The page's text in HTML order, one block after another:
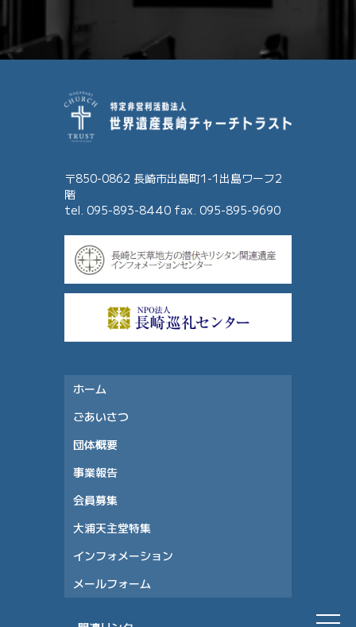
〒850-0862 長崎市出島町1-1出島ワーフ2
階
tel. 095-893-8440 fax. 095-895-9690
ホーム
ごあいさつ
団体概要
事業報告
会員募集
大浦天主堂特集
インフォメーション
メールフォーム